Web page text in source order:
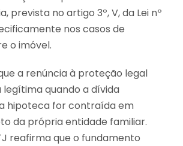
prevista no artigo 3º, V, da Lei nº
nos casos de
o imóvel.
a renúncia à proteção legal
quando a dívida
hipoteca for contraída em
da própria entidade familiar.
reafirma que o fundamento